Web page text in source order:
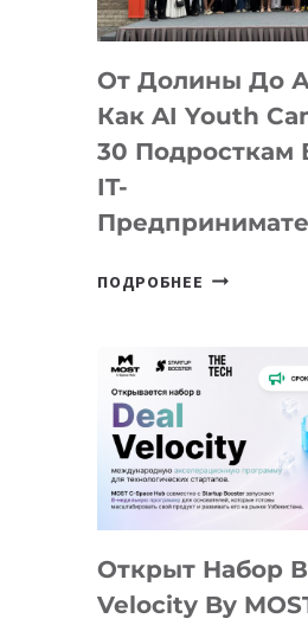
От Долины До
Как AI Youth
30 Подросткам
IT-
ПОДРОБНЕЕ ОТ
АЛМАТЫ:
YOUTH
CAMP
ДАЛ
БИЛЕТ
Открыт Набор В
Velocity By